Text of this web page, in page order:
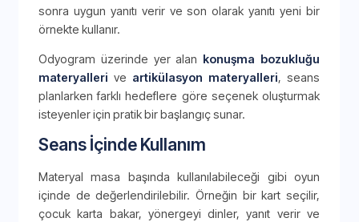
sonra uygun yanıtı verir ve son olarak yanıtı yeni bir
örnekte kullanır.
Odyogram üzerinde yer alan konuşma bozukluğu
materyalleri ve artikülasyon materyalleri, seans
planlarken farklı hedeflere göre seçenek oluşturmak
isteyenler için pratik bir başlangıç sunar.
Seans İçinde Kullanım
Materyal masa başında kullanılabileceği gibi oyun
içinde de değerlendirilebilir. Örneğin bir kart seçilir,
çocuk karta bakar, yönergeyi dinler, yanıt verir ve